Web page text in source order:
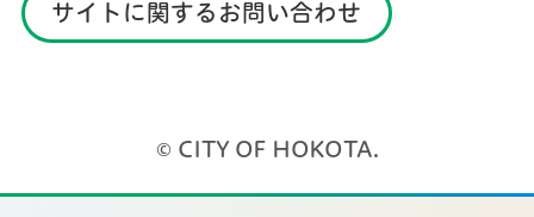
サイトに関するお問い合わせ
© CITY OF HOKOTA.